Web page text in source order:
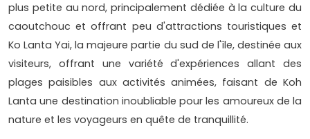
plus petite au nord, principalement dédiée à la culture du
caoutchouc et offrant peu d'attractions touristiques et
Ko Lanta Yai, la majeure partie du sud de l'île, destinée aux
visiteurs, offrant une variété d'expériences allant des
plages paisibles aux activités animées, faisant de Koh
Lanta une destination inoubliable pour les amoureux de la
nature et les voyageurs en quête de tranquillité.